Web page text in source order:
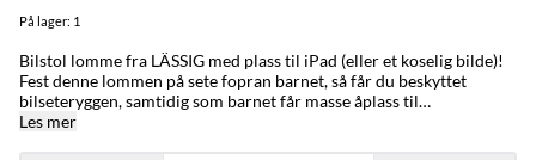
På lager: 1
Bilstol lomme fra LÄSSIG med plass til iPad (eller et koselig bilde)!
Fest denne lommen på sete fopran barnet, så får du beskyttet
bilseteryggen, samtidig som barnet får masse åplass til
oppbevaring. Der er egen plass til drikkeflaske og lommer med og
Les mer